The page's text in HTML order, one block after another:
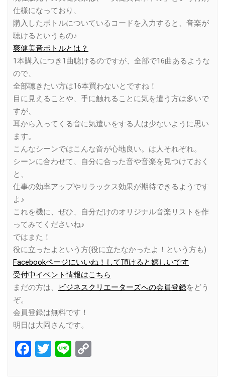
仕様になっており、
購入したボトルについているコードを入力すると、音楽が
聴けるというもの♪
爽健美音ボトルとは？
1本購入につき1曲聴けるのですが、全部で16曲あるような
ので、
全部聴きたい方は16本買わないとですね！
目に見えることや、手に触れることに気を遣う方は多いで
すが、
耳から入ってくる音に気遣いをする人は少ないように思い
ます。
こんなシーンではこんな音が心地良い。は人それぞれ。
シーンに合わせて、自分に合った音や音楽を見つけておく
と、
仕事の効率アップやリラックス効果が期待できるようです
よ♪
これを機に、ぜひ、自分だけのオリジナル音楽リストを作
ってみてくださいね♪
ではまた！
役に立ったよという方(役に立たなかったよ！という方も)
Facebookページにいいね！して頂けると嬉しいです
受付中イベント情報はこちら
まだの方は、
ビジネスクリエーターズへの会員登録をどう
ぞ。
会員登録は無料です！
明日は大岡さんです。
Facebook
Twitter
Line